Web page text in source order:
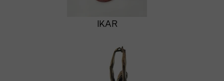
IKAR